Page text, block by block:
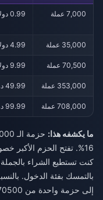
7,000 عملة 0.99 دولار
35,000 عملة 4.99 دولار
70,500 عملة 9.99 دولار
353,000 عملة 49.99 دولار
708,000 عملة 99.99 دولار
ما يكشفه هذا: حزمة الـ 7000 عملة هي في الواقع
كنت تستطيع الشراء